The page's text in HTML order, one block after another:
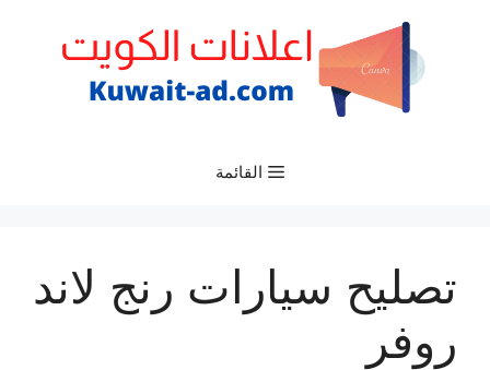
القائمة
تصليح سيارات رنج لاند
روفر